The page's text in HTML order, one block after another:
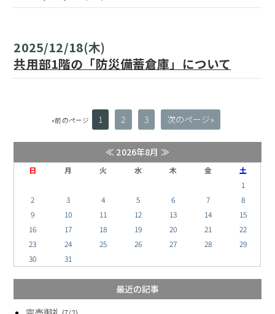
2025/12/18(木)
共用部1階の「防災備蓄倉庫」について
«前のページ 1 2 3 次のページ»
≪ 2026年8月 ≫
日 月 火 水 木 金
土
1
2
3 4 5 6 7
8
9
10 11 12 13 14
15
16
17 18 19 20 21
22
23
24 25 26 27 28
29
30
31
最近の記事